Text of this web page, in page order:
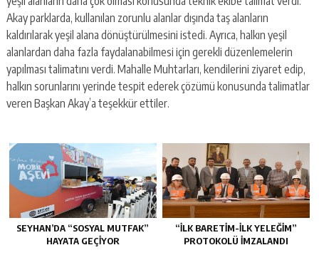
Akay parklarda, kullanılan zorunlu alanlar dışında taş alanların
kaldırılarak yeşil alana dönüştürülmesini istedi. Ayrıca, halkın yeşil
alanlardan daha fazla faydalanabilmesi için gerekli düzenlemelerin
yapılması talimatını verdi. Mahalle Muhtarları, kendilerini ziyaret edip,
halkın sorunlarını yerinde tespit ederek çözümü konusunda talimatlar
veren Başkan Akay’a teşekkür ettiler.
SEYHAN’DA “SOSYAL MUTFAK”
HAYATA GEÇİYOR
“İLK BARETİM-İLK YELEĞİM”
PROTOKOLÜ İMZALANDI